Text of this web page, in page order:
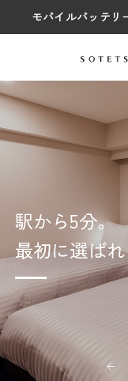
モバイルバッテリ
駅から5分。
最初に選ばれ
駅から5分。
最初に選ばれ
駅から5分。
最初に選ばれ
駅から5分。
最初に選ばれ